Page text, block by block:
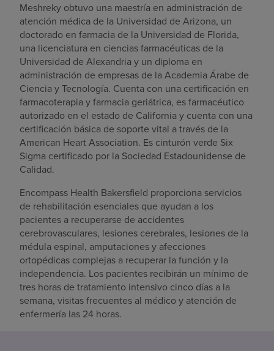
Meshreky obtuvo una maestría en administración de
atención médica de la Universidad de Arizona, un
doctorado en farmacia de la Universidad de Florida,
una licenciatura en ciencias farmacéuticas de la
Universidad de Alexandria y un diploma en
administración de empresas de la Academia Árabe de
Ciencia y Tecnología. Cuenta con una certificación en
farmacoterapia y farmacia geriátrica, es farmacéutico
autorizado en el estado de California y cuenta con una
certificación básica de soporte vital a través de la
American Heart Association. Es cinturón verde Six
Sigma certificado por la Sociedad Estadounidense de
Calidad.
Encompass Health Bakersfield proporciona servicios
de rehabilitación esenciales que ayudan a los
pacientes a recuperarse de accidentes
cerebrovasculares, lesiones cerebrales, lesiones de la
médula espinal, amputaciones y afecciones
ortopédicas complejas a recuperar la función y la
independencia. Los pacientes recibirán un mínimo de
tres horas de tratamiento intensivo cinco días a la
semana, visitas frecuentes al médico y atención de
enfermería las 24 horas.